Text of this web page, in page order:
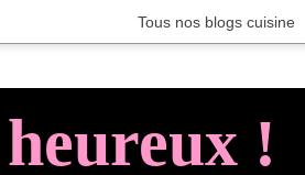
Tous nos blogs cuisine
!